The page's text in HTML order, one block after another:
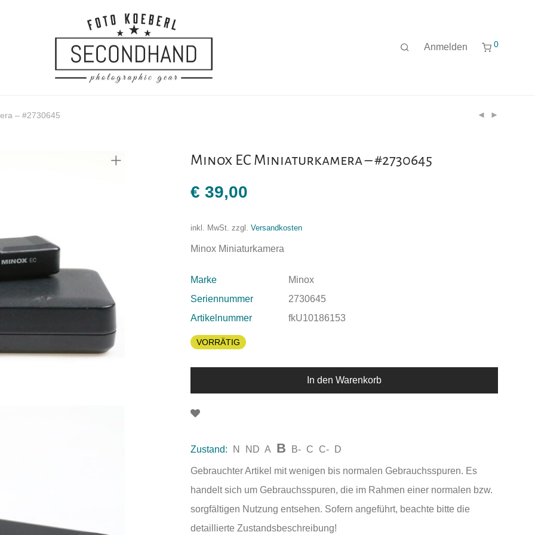
Anmelden 0
– #2730645
Minox EC Miniaturkamera – #2730645
€ 39,00
inkl. MwSt. zzgl. Versandkosten
Minox Miniaturkamera
Marke
Minox
Seriennummer
2730645
Artikelnummer
fkU10186153
VORRÄTIG
In den Warenkorb
Zustand: N ND A B B- C C- D
Gebrauchter Artikel mit wenigen bis normalen Gebrauchsspuren. Es
handelt sich um Gebrauchsspuren, die im Rahmen einer normalen bzw.
sorgfältigen Nutzung entsehen. Sofern angeführt, beachte bitte die
detaillierte Zustandsbeschreibung!